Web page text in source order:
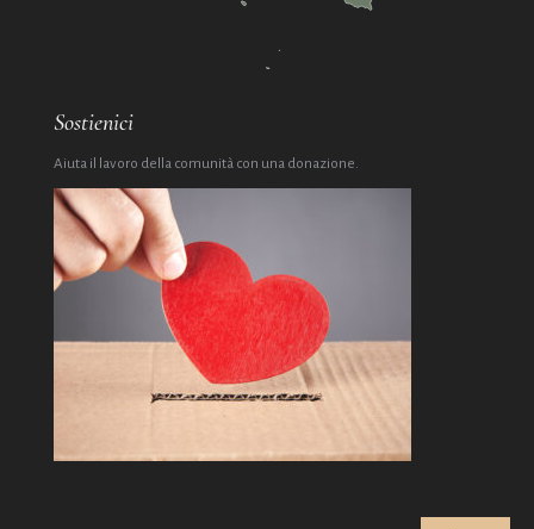
Sostienici
Aiuta il lavoro della comunità con una donazione.